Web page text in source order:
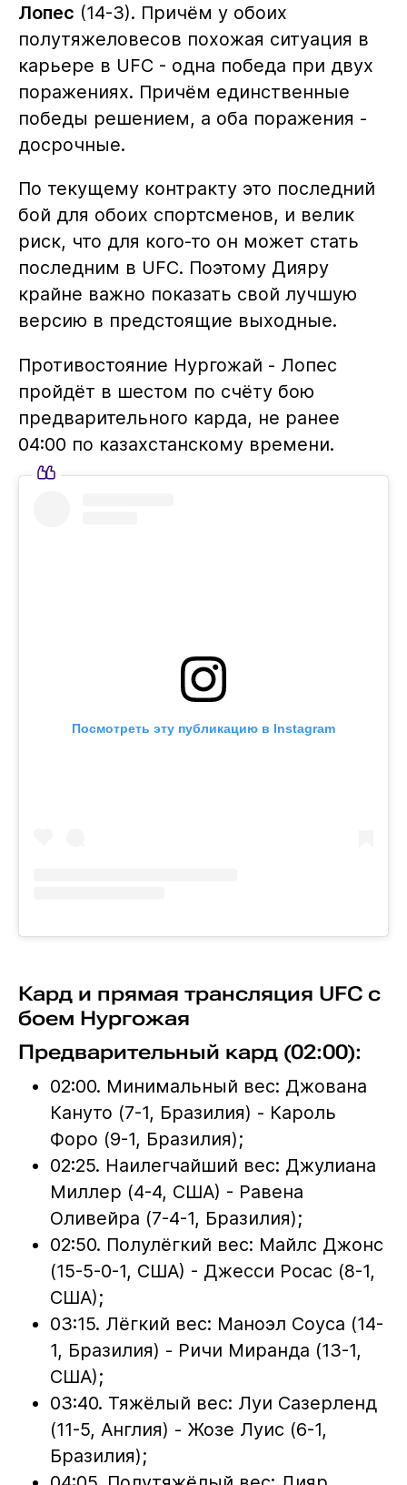
Лопес (14-3). Причём у обоих
полутяжеловесов похожая ситуация в
карьере в UFC - одна победа при двух
поражениях. Причём единственные
победы решением, а оба поражения -
досрочные.
По текущему контракту это последний
бой для обоих спортсменов, и велик
риск, что для кого-то он может стать
последним в UFC. Поэтому Дияру
крайне важно показать свой лучшую
версию в предстоящие выходные.
Противостояние Нургожай - Лопес
пройдёт в шестом по счёту бою
предварительного карда, не ранее
04:00 по казахстанскому времени.
Посмотреть эту публикацию в Instagram
Кард и прямая трансляция UFC с
боем Нургожая
Предварительный кард (02:00):
02:00. Минимальный вес: Джована
Кануто (7-1, Бразилия) - Кароль
Форо (9-1, Бразилия);
02:25. Наилегчайший вес: Джулиана
Миллер (4-4, США) - Равена
Оливейра (7-4-1, Бразилия);
02:50. Полулёгкий вес: Майлс Джонс
(15-5-0-1, США) - Джесси Росас (8-1,
США);
03:15. Лёгкий вес: Маноэл Соуса (14-
1, Бразилия) - Ричи Миранда (13-1,
США);
03:40. Тяжёлый вес: Луи Сазерленд
(11-5, Англия) - Жозе Луис (6-1,
Бразилия);